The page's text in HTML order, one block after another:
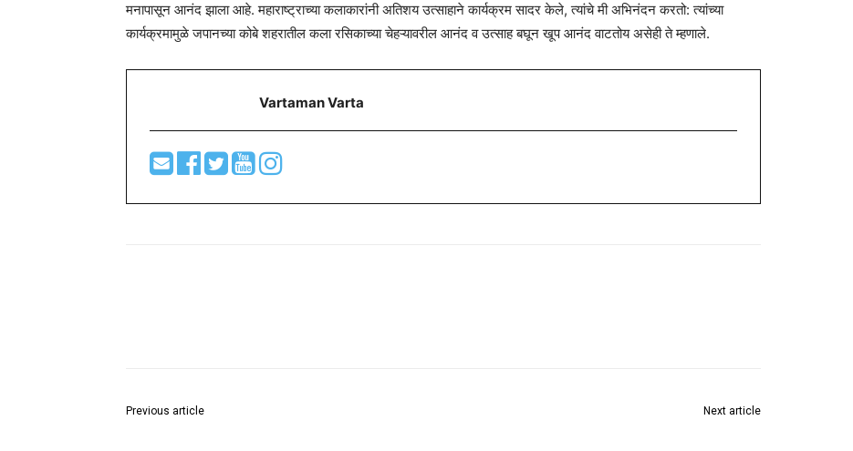
मनापासून आनंद झाला आहे. महाराष्ट्राच्या कलाकारांनी अतिशय उत्साहाने कार्यक्रम सादर केले, त्यांचे मी अभिनंदन करतो: त्यांच्या
कार्यक्रमामुळे जपानच्या कोबे शहरातील कला रसिकाच्या चेहऱ्यावरील आनंद व उत्साह बघून खूप आनंद वाटतोय असेही ते म्हणाले.
Vartaman Varta
Previous article Next article